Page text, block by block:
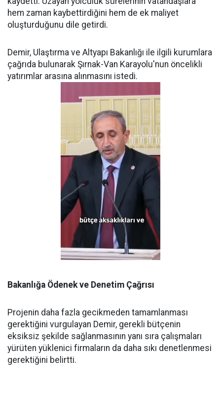
hem zaman kaybettirdiğini hem de ek maliyet
oluşturduğunu dile getirdi.
Demir, Ulaştırma ve Altyapı Bakanlığı ile ilgili kurumlara
çağrıda bulunarak Şırnak-Van Karayolu'nun öncelikli
yatırımlar arasına alınmasını istedi.
Bakanlığa Ödenek ve Denetim Çağrısı
Projenin daha fazla gecikmeden tamamlanması
gerektiğini vurgulayan Demir, gerekli bütçenin
eksiksiz şekilde sağlanmasının yanı sıra çalışmaları
yürüten yüklenici firmaların da daha sıkı denetlenmesi
gerektiğini belirtti.